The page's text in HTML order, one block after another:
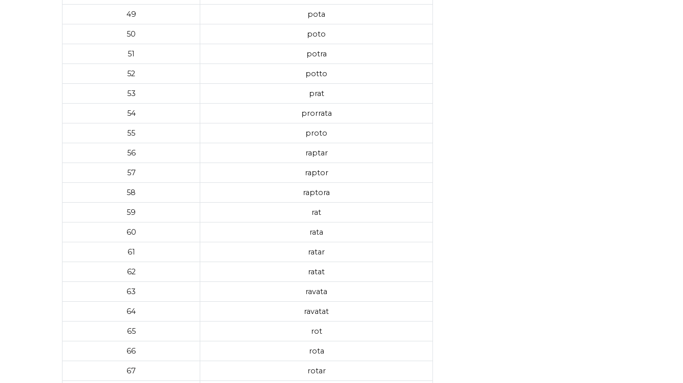
49 pota
50 poto
51 potra
52 potto
53 prat
54 prorrata
55 proto
56 raptar
57 raptor
58 raptora
59 rat
60 rata
61 ratar
62 ratat
63 ravata
64 ravatat
65 rot
66 rota
67 rotar